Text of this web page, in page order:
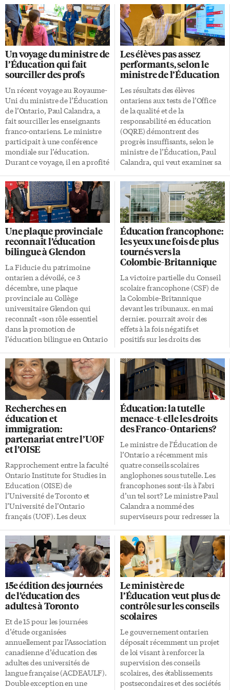
Un voyage du ministre de
l’Éducation qui fait
sourciller des profs
Un récent voyage au Royaume-
Uni du ministre de l’Éducation
de l’Ontario, Paul Calandra, a
fait sourciller les enseignants
franco-ontariens. Le ministre
participait à une conférence
mondiale sur l’éducation.
Durant ce voyage, il en a profité
Community School, une école à
charte largement réputée
comme étant «l’école la plus
stricte de Grande-Bretagne». Ce
voyage du ministre Calandra a
fait réagir la présidente de
l’Association des enseignantes
et des enseignants franco-
ontariens (AEFO), Gabrielle
Lemieux. «Bien que nous
reconnaissions l’importance de
s’informer des meilleures
pratiques à l’international,
nous estimons essentiel que
toute réflexion sur l’avenir du
système d’éducation ontarien
Les élèves pas assez
performants, selon le
ministre de l’Éducation
Les résultats des élèves
ontariens aux tests de l’Office
de la qualité et de la
responsabilité en éducation
(OQRE) démontrent des
progrès insuffisants, selon le
ministre de l’Éducation, Paul
Calandra, qui veut examiner sa
performances des élèves.
Pendant des mois, le ministre
de l’Éducation a retenu les
résultats à ces tests,
normalement publiés au début
de l’automne, disant vouloir les
étudier en profondeur pour
voir si les investissements
provinciaux étaient fructueux.
Les tests de lecture, d’écriture et
de mathématiques sont conçus
et administrés par l’OQRE et
sont généralement passés au
printemps en 3e et 6e année. Il
[…]
Une plaque provinciale
reconnaît l’éducation
bilingue à Glendon
La Fiducie du patrimoine
ontarien a dévoilé, ce 3
décembre, une plaque
provinciale au Collège
universitaire Glendon qui
reconnaît «son rôle essentiel
dans la promotion de
l’éducation bilingue en Ontario
Glendon, le campus fondateur
de l’Université York, a ouvert
ses portes en septembre 1959
dans un domaine torontois
construit dans les années 1920,
qui appartenait autrefois à la
famille Wood. Son pavillon
original, Glendon Hall, qu’on
appelle aussi le manoir
Glendon, célèbre son centième
anniversaire. Pionnier de
l’éducation bilingue «Le Collège
universitaire Glendon est
depuis longtemps au coeur de
l’histoire fondatrice de
l’Université York et un […]
Éducation francophone:
les yeux une fois de plus
tournés vers la
Colombie-Britannique
La victoire partielle du Conseil
scolaire francophone (CSF) de
la Colombie-Britannique
devant les tribunaux. en mai
dernier. pourrait avoir des
effets à la fois négatifs et
positifs sur les droits des
Canada, selon plusieurs
spécialistes de la question. «Je
suis désappointé de la décision,
il y a un manque de
reconnaissance de l’urgence de
construire des écoles
francophones en Colombie-
Britannique», regrette
Roger Lepage, avocat au
cabinet Miller Thomson à
Regina, en Saskatchewan, en
réaction au jugement rendu le
27 mai par la Cour suprême de
la Colombie-Britannique. Dans
cette décision, le juge Geoffrey
B. Gomery demande au
gouvernement provincial […]
Recherches en
éducation et
immigration:
partenariat entre l’UOF
et l’OISE
Rapprochement entre la faculté
Ontario Institute for Studies in
Education (OISE) de
l’Université de Toronto et
l’Université de l’Ontario
français (UOF). Les deux
partagent des objectifs
communs en éducation,
formation et recherche sur
l’immigration. Dans le cadre de
ce partenariat, annoncé ce
lundi 21 juillet, la professeure
Amal Madibbo, du
département de Social Justice
Education à l’OISE, sera
partiellement libérée de ses
fonctions et sera accueillie à
l’UOF à titre de chercheure en
résidence à l’Observatoire sur
l’immigration francophone au
Canada (OIFC). Elle y travaillera
Éducation: la tutelle
menace-t-elle les droits
des Franco-Ontariens?
Le ministre de l’Éducation de
l’Ontario a récemment mis
quatre conseils scolaires
anglophones sous tutelle. Les
francophones sont-ils à l’abri
d’un tel sort? Le ministre Paul
Calandra a nommé des
superviseurs pour redresser la
conseils, qui étaient visés par
des enquêtes sur les états
financiers précaires depuis le
printemps. Les quatre conseils
scolaires visés, dont deux
publics et deux catholiques,
sont anglophones. Est-ce que
Paul Calandra pourrait faire la
même chose à un conseil
scolaire francophone? «Ce
serait compliqué», répond
l’avocat David Taylor, en
entrevue avec Le Droit. Me
Taylor a plaidé avec succès
plusieurs causes […]
15e édition des journées
de l’éducation des
adultes à Toronto
Et de 15 pour les journées
d’étude organisées
annuellement par l’Association
canadienne d’éducation des
adultes des universités de
langue française (ACDEAULF).
Double exception en une
Le ministère de
l’Éducation veut plus de
contrôle sur les conseils
scolaires
Le gouvernement ontarien
déposait récemment un projet
de loi visant à renforcer la
supervision des conseils
scolaires, des établissements
postsecondaires et des sociétés